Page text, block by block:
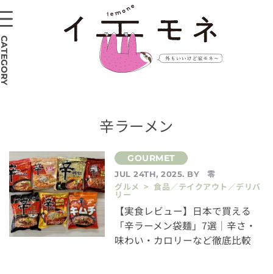
辛ラーメン
JUL 24TH, 2025. BY
零
グルメ > 食品／テイクアウト／デリバ
リー
【実食レビュー】日本で買える
「辛ラーメン袋麺」7選｜辛さ・
味わい・カロリーなど徹底比較